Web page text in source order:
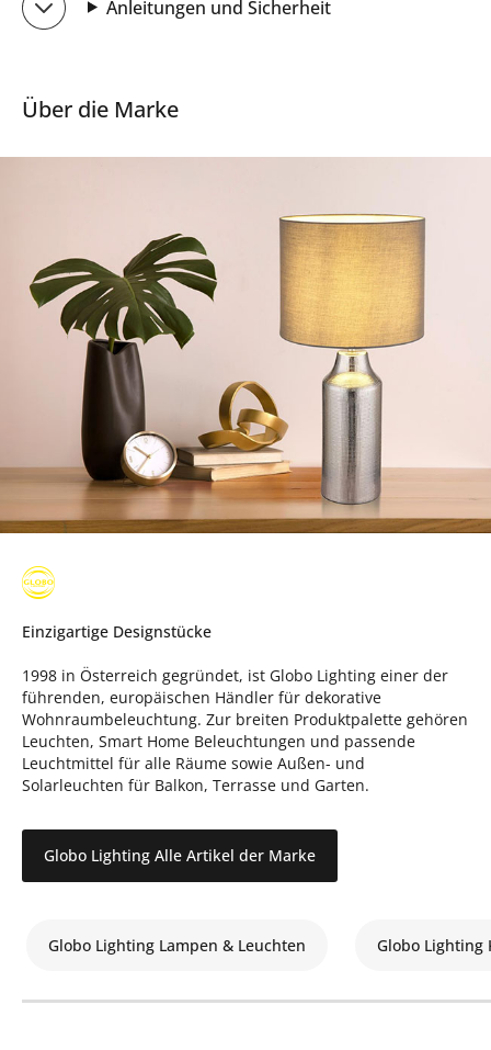
Anleitungen und Sicherheit
Über die Marke
Einzigartige Designstücke
1998 in Österreich gegründet, ist Globo Lighting einer der
führenden, europäischen Händler für dekorative
Wohnraumbeleuchtung. Zur breiten Produktpalette gehören
Leuchten, Smart Home Beleuchtungen und passende
Leuchtmittel für alle Räume sowie Außen- und
Solarleuchten für Balkon, Terrasse und Garten.
Globo Lighting Alle Artikel der Marke
Globo Lighting Lampen & Leuchten Globo Lighting